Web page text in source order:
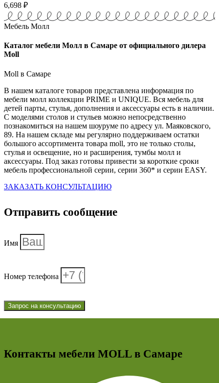
6,698 ₽
Мебель Молл
Каталог мебели Молл в Самаре от официального дилера
Moll
Moll в Самаре
В нашем каталоге товаров представлена информация по
мебели молл коллекции PRIME и UNIQUE. Вся мебель для
детей парты, стулья, дополнения и аксессуары есть в наличии.
С моделями столов и стульев можно непосредственно
познакомиться на нашем шоуруме по адресу ул. Маяковского,
89. На нашем складе мы регулярно поддерживаем остатки
большого ассортимента товара moll, это не только столы,
стулья и освещение, но и расширения, тумбы молл и
аксессуары. Под заказ готовы привести за короткие сроки
мебель профессиональной серии, серии 360* и серии EASY.
ЗАКАЗАТЬ КОНСУЛЬТАЦИЮ
Отправить сообщение
Имя
Номер телефона
Запрос на консультацию
Контакты мебели MOLL в Самаре